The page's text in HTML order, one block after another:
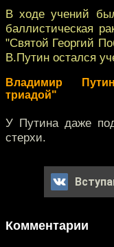
В ходе учений
баллистическая
"Святой Георгий
В.Путин остался
Владимир
триадой"
У Путина даже
стерхи.
Комментарии